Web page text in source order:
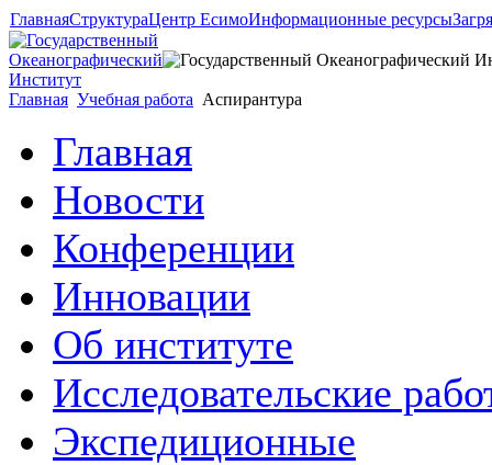
ГлавнаяСтруктураЦентр ЕсимоИнформационные ресурсы
Главная Учебная работа Аспирантура
Главная
Новости
Конференции
Инновации
Об институте
Исследовательские
Экспедиционные